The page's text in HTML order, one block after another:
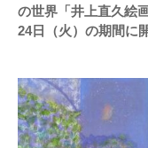
の世界「井上直久絵
24日（火）の期間に